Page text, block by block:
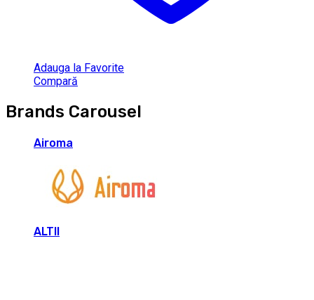
Adauga la Favorite
Compară
Brands Carousel
Airoma
ALTII